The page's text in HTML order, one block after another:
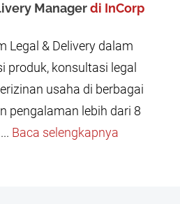
Managerdi InCorp
Legal & Delivery dalam
produk, konsultasi legal
usaha di berbagai
pengalaman lebih dari 8
Baca selengkapnya